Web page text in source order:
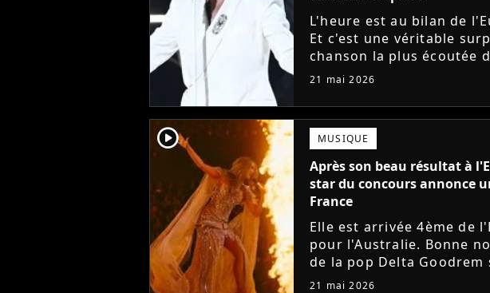
L'heure est au bilan de
Et c'est une véritable
chanson la plus écoutée
compétition en streaming
21 mai 2026
player2 MUSIQUE
Après son beau résultat à
star du concours annonce
France
Elle est arrivée 4ème de
pour l'Australie. Bonne
de la pop Delta Goodrem
à Paris fin juin pour une
21 mai 2026